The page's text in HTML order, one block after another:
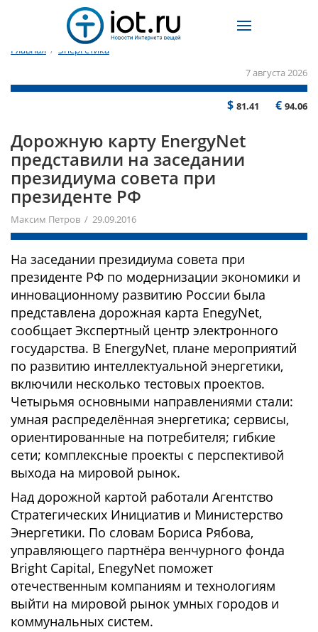
Главная / Энергетика
7 августа 2026
$ 81.41 € 94.06
Дорожную карту EnergyNet
представили на заседании
президиума совета при
президенте РФ
Максим Петров / 29.09.2016
На заседании президиума совета при
президенте РФ по модернизации экономики и
инновационному развитию России была
представлена дорожная карта EnegyNet,
сообщает Экспертный центр электронного
государства. В EnergyNet, плане мероприятий
по развитию интеллектуальной энергетики,
включили несколько тестовых проектов.
Четырьмя основными направлениями стали:
умная распределённая энергетика; сервисы,
ориентированные на потребителя; гибкие
сети; комплексные проекты с перспективой
выхода на мировой рынок.
Над дорожной картой работали Агентство
Стратегических Инициатив и Министерство
Энергетики. По словам Бориса Рябова,
управляющего партнёра венчурного фонда
Bright Capital, EnegyNet поможет
отечественным компаниям и технологиям
выйти на мировой рынок умных городов и
коммунальных систем.